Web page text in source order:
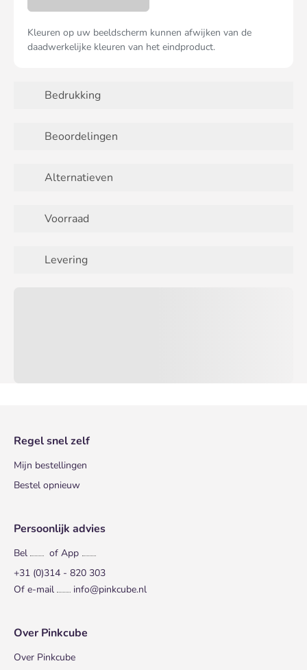
Kleuren op uw beeldscherm kunnen afwijken van de
daadwerkelijke kleuren van het eindproduct.
Bedrukking
Beoordelingen
Alternatieven
Voorraad
Levering
Regel snel zelf
Mijn bestellingen
Bestel opnieuw
Persoonlijk advies
Bel
of App
+31 (0)314 - 820 303
Of e-mail
info@pinkcube.nl
Over Pinkcube
Over Pinkcube